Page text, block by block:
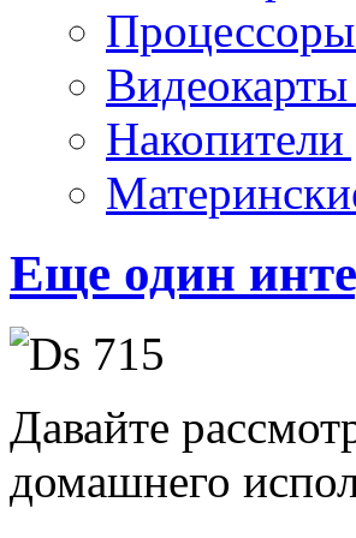
Еще один
Давайте
домашнего